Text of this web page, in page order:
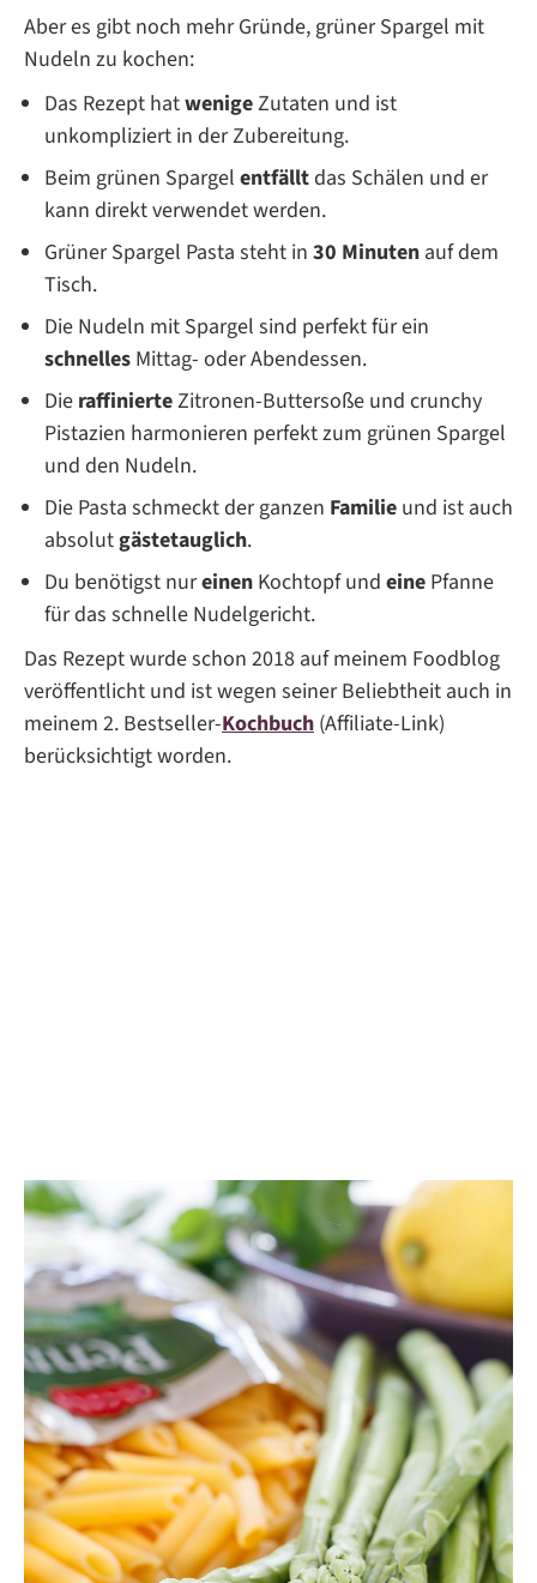
Aber es gibt noch mehr Gründe, grüner Spargel mit
Nudeln zu kochen:
Das Rezept hatwenigeZutaten und ist
unkompliziert in der Zubereitung.
Beim grünen Spargel entfälltdas Schälen und er
kann direkt verwendet werden.
Grüner Spargel Pasta steht in 30 Minuten auf dem
Tisch.
Die Nudeln mit Spargel sind perfekt für ein
schnelles Mittag- oder Abendessen.
Die raffinierteZitronen-Buttersoße und crunchy
Pistazien harmonieren perfekt zum grünen Spargel
und den Nudeln.
Die Pasta schmeckt der ganzen Familie und ist auch
absolutgästetauglich.
Du benötigst nureinen Kochtopf und eine Pfanne
für das schnelle Nudelgericht.
Das Rezept wurde schon 2018 auf meinem Foodblog
veröffentlicht und ist wegen seiner Beliebtheit auch in
meinem 2. Bestseller-Kochbuch (Affiliate-Link)
berücksichtigt worden.